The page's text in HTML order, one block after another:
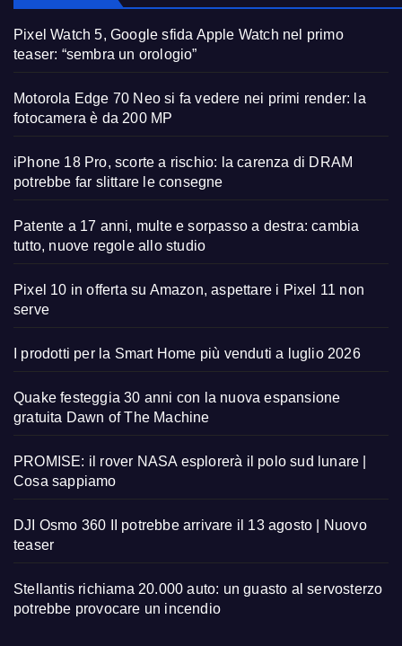
Pixel Watch 5, Google sfida Apple Watch nel primo
teaser: “sembra un orologio”
Motorola Edge 70 Neo si fa vedere nei primi render: la
fotocamera è da 200 MP
iPhone 18 Pro, scorte a rischio: la carenza di DRAM
potrebbe far slittare le consegne
Patente a 17 anni, multe e sorpasso a destra: cambia
tutto, nuove regole allo studio
Pixel 10 in offerta su Amazon, aspettare i Pixel 11 non
serve
I prodotti per la Smart Home più venduti a luglio 2026
Quake festeggia 30 anni con la nuova espansione
gratuita Dawn of The Machine
PROMISE: il rover NASA esplorerà il polo sud lunare |
Cosa sappiamo
DJI Osmo 360 II potrebbe arrivare il 13 agosto | Nuovo
teaser
Stellantis richiama 20.000 auto: un guasto al servosterzo
potrebbe provocare un incendio